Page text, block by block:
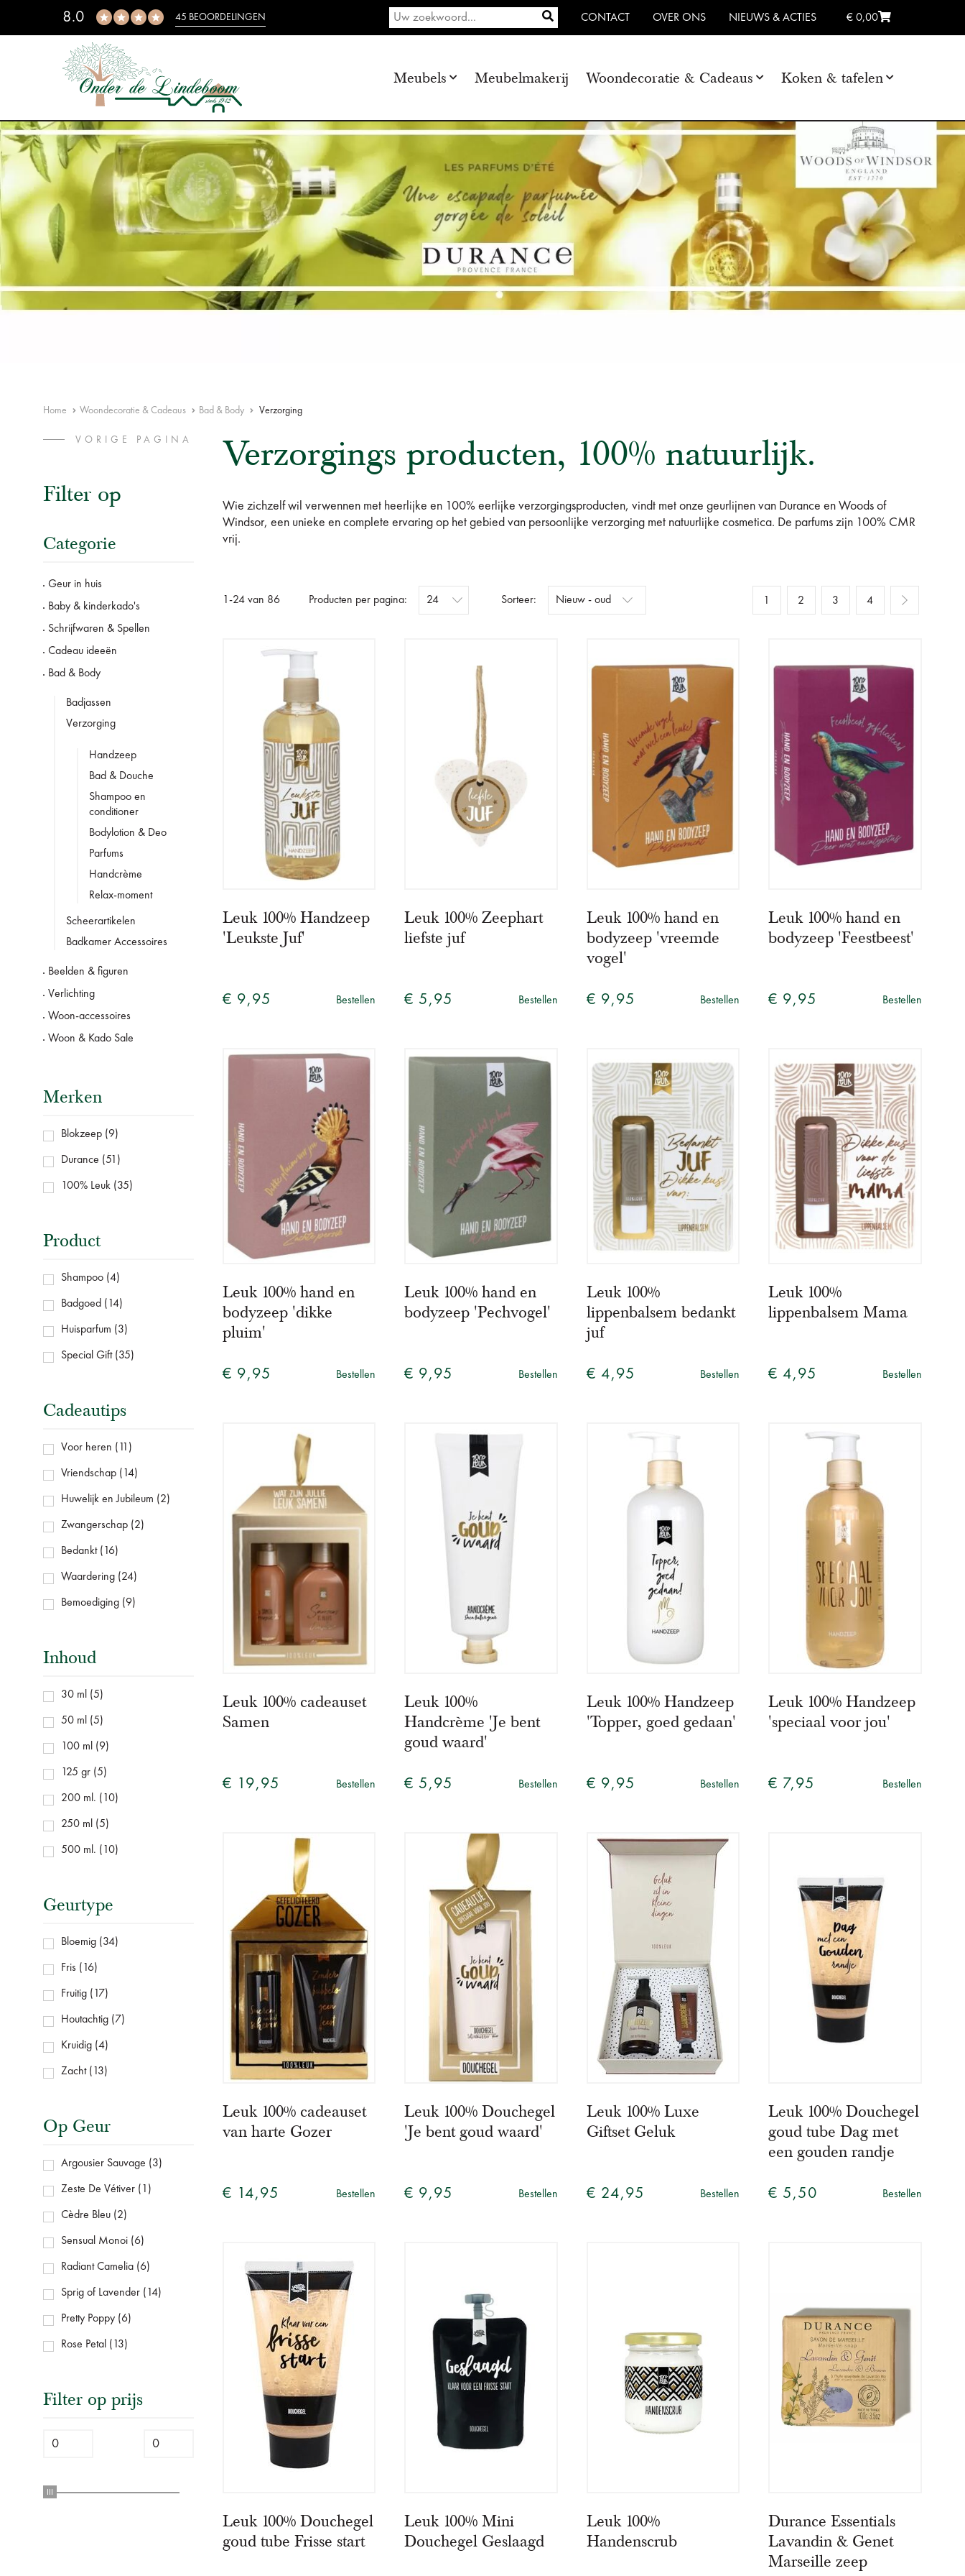
8.0 45 BEOORDELINGEN CONTACT OVER ONS NIEUWS & ACTIES € 0,00
Meubels Meubelmakerij Woondecoratie & Cadeaus Koken & tafelen
Home Woondecoratie & Cadeaus Bad & Body Verzorging
VORIGE PAGINA
Filter op
Categorie
Geur in huis
Baby & kinderkado's
Schrijfwaren & Spellen
Cadeau ideeën
Bad & Body
Badjassen
Verzorging
Handzeep
Bad & Douche
Shampoo en
conditioner
Bodylotion & Deo
Parfums
Handcrème
Relax-moment
Scheerartikelen
Badkamer Accessoires
Beelden & figuren
Verlichting
Woon-accessoires
Woon & Kado Sale
Merken
Blokzeep (9)
Durance (51)
100% Leuk (35)
Product
Shampoo (4)
Badgoed (14)
Huisparfum (3)
Special Gift(35)
Cadeautips
Voor heren (11)
Vriendschap (14)
Huwelijk en Jubileum (2)
Zwangerschap (2)
Bedankt(16)
Waardering (24)
Bemoediging (9)
Inhoud
30 ml (5)
50 ml (5)
100 ml (9)
125 gr (5)
200 ml. (10)
250 ml (5)
500 ml. (10)
Geurtype
Bloemig (34)
Fris (16)
Fruitig (17)
Houtachtig (7)
Kruidig (4)
Zacht(13)
Op Geur
Argousier Sauvage (3)
Zeste De Vétiver (1)
Cèdre Bleu (2)
Sensual Monoi (6)
Radiant Camelia (6)
Sprig of Lavender (14)
Pretty Poppy (6)
Rose Petal (13)
Filter op prijs
Verzorgings producten, 100% natuurlijk.
Wie zichzelf wil verwennen met heerlijke en 100% eerlijke verzorgingsproducten, vindt met onze geurlijnen van Durance en Woods of
Windsor, een unieke en complete ervaring op het gebied van persoonlijke verzorging met natuurlijke cosmetica. De parfums zijn 100% CMR
vrij.
1-24van 86 Producten per pagina: Sorteer: 1 2 3 4
Leuk 100% Handzeep
'Leukste Juf'
€ 9,95 Bestellen
Leuk 100% Zeephart
liefste juf
€ 5,95 Bestellen
Leuk 100% hand en
bodyzeep 'vreemde
vogel'
€ 9,95 Bestellen
Leuk 100% hand en
bodyzeep 'Feestbeest'
€ 9,95 Bestellen
Leuk 100% hand en
bodyzeep 'dikke
pluim'
€ 9,95 Bestellen
Leuk 100% hand en
bodyzeep 'Pechvogel'
€ 9,95 Bestellen
Leuk 100%
lippenbalsem bedankt
juf
€ 4,95 Bestellen
Leuk 100%
lippenbalsem Mama
€ 4,95 Bestellen
Leuk 100% cadeauset
Samen
€ 19,95 Bestellen
Leuk 100%
Handcrème 'Je bent
goud waard'
€ 5,95 Bestellen
Leuk 100% Handzeep
'Topper, goed gedaan'
€ 9,95 Bestellen
Leuk 100% Handzeep
'speciaal voor jou'
€ 7,95 Bestellen
Leuk 100% cadeauset
van harte Gozer
€ 14,95 Bestellen
Leuk 100% Douchegel
'Je bent goud waard'
€ 9,95 Bestellen
Leuk 100% Luxe
Giftset Geluk
€ 24,95 Bestellen
Leuk 100% Douchegel
goud tube Dag met
een gouden randje
€ 5,50 Bestellen
Leuk 100% Douchegel
goud tube Frisse start
Leuk 100% Mini
Douchegel Geslaagd
Leuk 100%
Handenscrub
Durance Essentials
Lavandin & Genet
Marseille zeep